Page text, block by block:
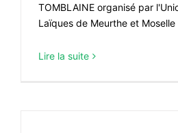
TOMBLAINE organisé par
Laïques de Meurthe et Moselle
Lire la suite